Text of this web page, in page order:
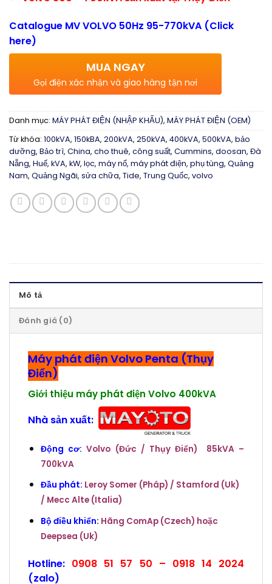
Catalogue MV VOLVO 50Hz 95-770kVA (Click
here)
MUA NGAY
Gọi điện xác nhận và giao hàng tận nơi
Danh mục: MÁY PHÁT ĐIỆN (NHẬP KHẨU), MÁY PHÁT ĐIỆN (OEM)
Từ khóa: 100kVA, 150kBA, 200kVA, 250kVA, 400kVA, 500kVA, bảo
dưỡng, Bảo trì, China, cho thuê, công suất, Cummins, doosan, Đà
Nẵng, Huế, kVA, kW, lọc, máy nổ, máy phát điện, phụ tùng, Quảng
Nam, Quảng Ngãi, sửa chữa, Tide, Trung Quốc, volvo
Mô tả
Đánh giá (0)
Máy phát điện Volvo Penta (Thụy
Điển)
Giới thiệu máy phát điện Volvo 400kVA
Nhà sản xuất:
Động cơ: Volvo (Đức / Thụy Điển) 85kVA –
700kVA
Đầu phát: Leroy Somer (Pháp) / Stamford (Uk)
/ Mecc Alte (Italia)
Bộ điều khiển: Hãng ComAp (Czech) hoặc
Deepsea (Uk)
Hotline: 0908 51 57 50 – 0918 14 2024
(zalo)